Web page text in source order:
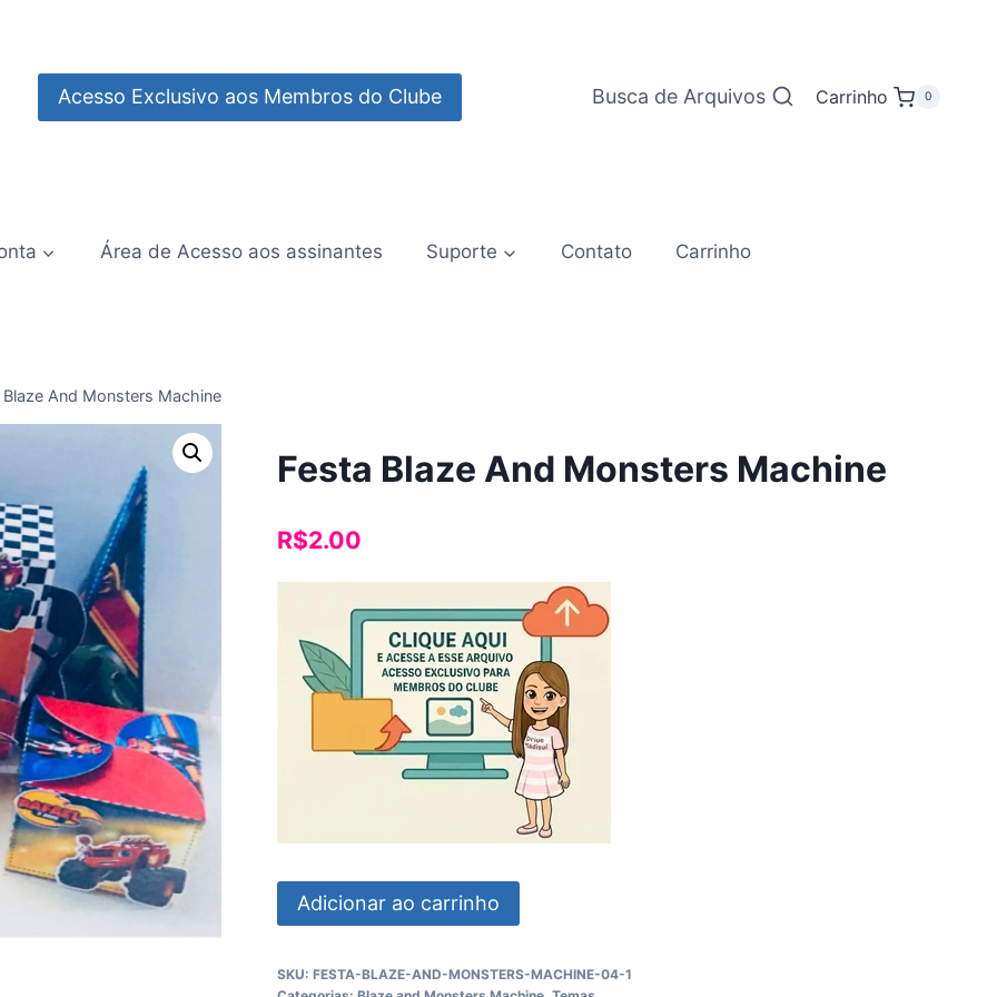
Acesso Exclusivo aos Membros do Clube Busca de Arquivos Carrinho 0
Área de Acesso aos assinantes Suporte Contato Carrinho
Blaze And Monsters Machine
Festa Blaze And Monsters Machine
R$2.00
Festa
Blaze
Monsters
Adicionar ao carrinho
SKU: FESTA-BLAZE-AND-MONSTERS-MACHINE-04-1